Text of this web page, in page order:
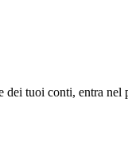
dei tuoi conti, entra